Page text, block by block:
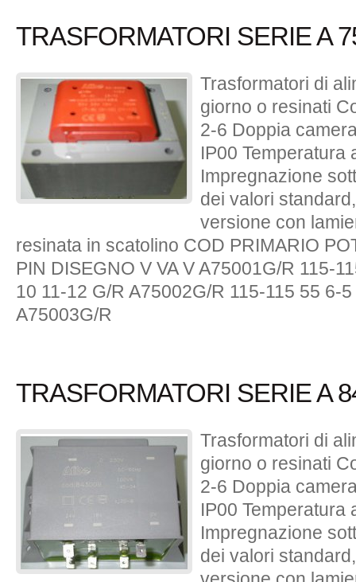
TRASFORMATORI SERIE A
Trasformatori di
giorno o resinati
2-6 Doppia
IP00 Temperatura
Impregnazione
dei valori
versione con
resinata in scatolino COD PRIMARIO
PIN DISEGNO V VA V A75001G/R 115-
10 11-12 G/R A75002G/R 115-115 55 6-
A75003G/R
TRASFORMATORI SERIE A
Trasformatori di
giorno o resinati
2-6 Doppia
IP00 Temperatura
Impregnazione
dei valori